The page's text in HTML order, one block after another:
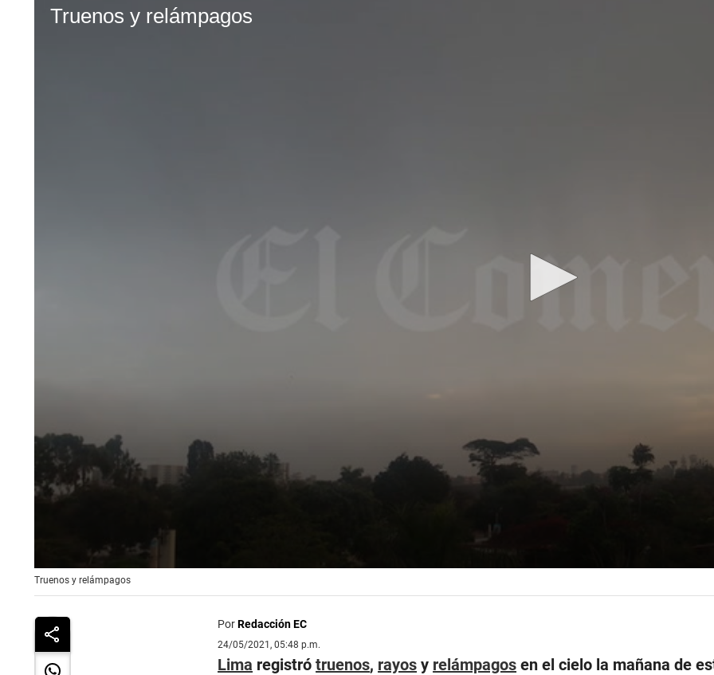
Truenos y relámpagos
0
seconds
of
minutes,
26
seconds
90%
Truenos y relámpagos
PorRedacción EC
24/05/2021, 05:48 p.m.
Lima registrótruenos, rayos y relámpagos en el cielo la mañana de